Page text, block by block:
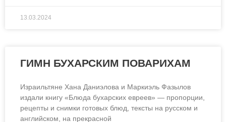
13.03.2024
ГИМН БУХАРСКИМ ПОВАРИХАМ
Израильтяне Хана Даниэлова и Маркиэль Фазылов
издали книгу «Блюда бухарских евреев» — пропорции,
рецепты и снимки готовых блюд, тексты на русском и
английском, на прекрасной